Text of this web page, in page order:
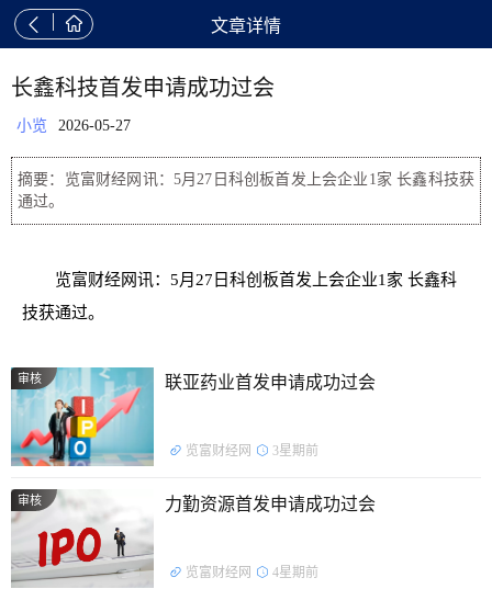
  文章详情
长鑫科技首发申请成功过会
小览 2026-05-27
摘要：览富财经网讯：5月27日科创板首发上会企业1家 长鑫科技获
通过。
览富财经网讯：5月27日科创板首发上会企业1家 长鑫科
技获通过。
审核 联亚药业首发申请成功过会
览富财经网 3星期前
审核 力勤资源首发申请成功过会
览富财经网 4星期前